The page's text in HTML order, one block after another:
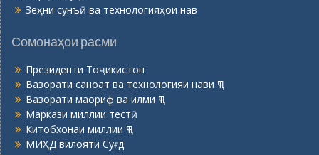
Зеҳни сунъӣ ва технологияҳои нав
Сомонаҳои расмӣ
Президенти Тоҷикистон
Вазорати саноат ва технологияи нави ҶТ
Вазорати маориф ва илми ҶТ
Маркази миллии тестӣ
Китобхонаи миллии ҶТ
МИҲД вилояти Суғд